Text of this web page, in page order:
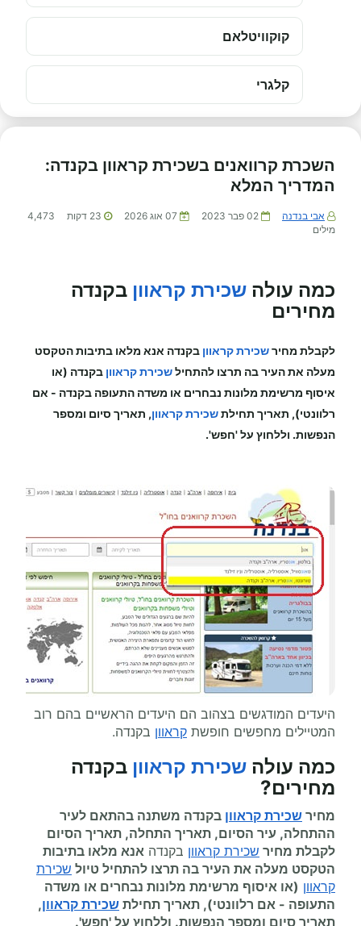
קוקוויטלאם
קלגרי
השכרת קרוואנים בשכירת קראוון בקנדה:
המדריך המלא
אבי בנדנה 02 פבר 2023 07 אוג 2026 23 דקות
4,473
מילים
כמה עולה שכירת קראוון בקנדה
מחירים
לקבלת מחירשכירת קראוון בקנדה אנא מלאו בתיבות הטקסט
מעלה את העיר בה תרצו להתחילשכירת קראוון בקנדה (או
איסוף מרשימת מלונות נבחרים או משדה התעופה בקנדה - אם
רלוונטי), תאריך תחילתשכירת קראוון, תאריך סיום ומספר
הנפשות. וללחוץ על 'חפש'.
היעדים המודגשים בצהוב הם היעדים הראשיים בהם רוב
המטיילים מחפשים חופשת קראוון בקנדה.
כמה עולה שכירת קראוון בקנדה
מחירים?
מחיר שכירת קראוון בקנדה משתנה בהתאם לעיר
ההתחלה, עיר הסיום, תאריך התחלה, תאריך הסיום
לקבלת מחיר שכירת קראוון בקנדה אנא מלאו בתיבות
הטקסט מעלה את העיר בה תרצו להתחיל טיול שכירת
קראוון (או איסוף מרשימת מלונות נבחרים או משדה
התעופה - אם רלוונטי), תאריך תחילת שכירת קראוון,
תאריך סיום ומספר הנפשות. וללחוץ על 'חפש'.